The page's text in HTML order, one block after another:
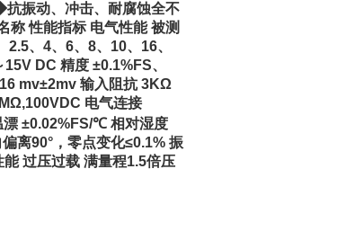
振动、冲击、耐腐蚀全不
性能指标 电气性能 被测
、4、6、8、10、16、
DC 精度 ±0.1%FS、
mv±2mv 输入阻抗 3KΩ
电气连接
±0.02%FS/℃ 相对湿度
离90°，零点变化≤0.1% 振
过压过载 满量程1.5倍压